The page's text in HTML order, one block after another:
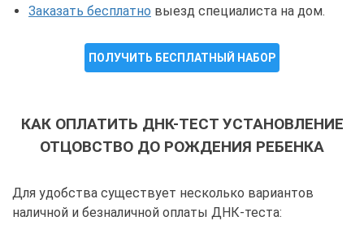
Заказать бесплатно выезд специалиста на дом.
ПОЛУЧИТЬ БЕСПЛАТНЫЙ НАБОР
КАК ОПЛАТИТЬ ДНК-ТЕСТ УСТАНОВЛЕНИЕ
ОТЦОВСТВО ДО РОЖДЕНИЯ РЕБЕНКА
Для удобства существует несколько вариантов
наличной и безналичной оплаты ДНК-теста: